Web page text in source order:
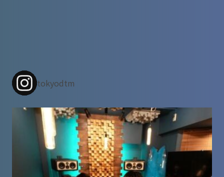
tokyodtm